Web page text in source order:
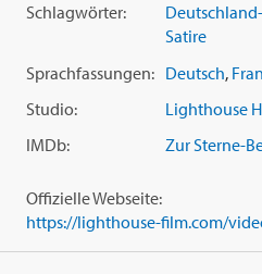
Schlagwörter:
Satire
Sprachfassungen: Deutsch,
Studio:
Lighthouse
IMDb:
Zur Sterne-
Offizielle Webseite:
https://lighthouse-film.com/